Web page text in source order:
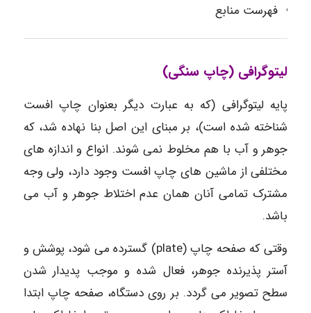
فهرست منابع
لیتوگرافی (چاپ سنگی)
پایه لیتوگرافی (که به عبارت دیگر بعنوان چاپ افست
شناخته شده است)، بر مبنای این اصل بنا نهاده شد، که
جوهر و آب با هم مخلوط نمی شوند. انواع و اندازه های
مختلفی از ماشین های چاپ افست وجود دارد، ولی وجه
مشترک تمامی آنان همان عدم اختلاط جوهر و آب می
باشد.
وقتی که صفحه چاپ (plate) گسترده می شود، پوشش و
آستر پذیرنده جوهر، فعال شده و موجب پدیدار شدن
سطح تصویر می گردد. بر روی دستگاه، صفحه چاپ ابتدا